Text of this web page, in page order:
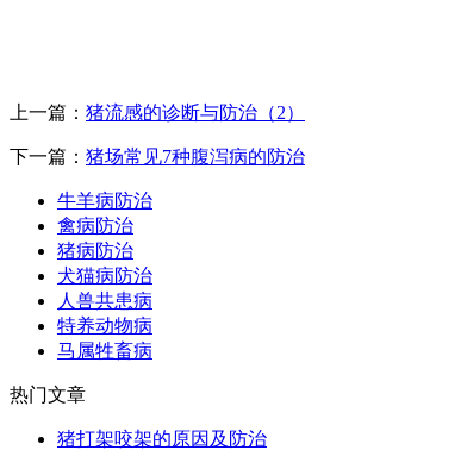
上一篇： 猪流感的诊断与防治（2）
下一篇： 猪场常见7种腹泻病的防治
牛羊病防治
禽病防治
猪病防治
犬猫病防治
人兽共患病
特养动物病
马属牲畜病
热门文章
猪打架咬架的原因及防治